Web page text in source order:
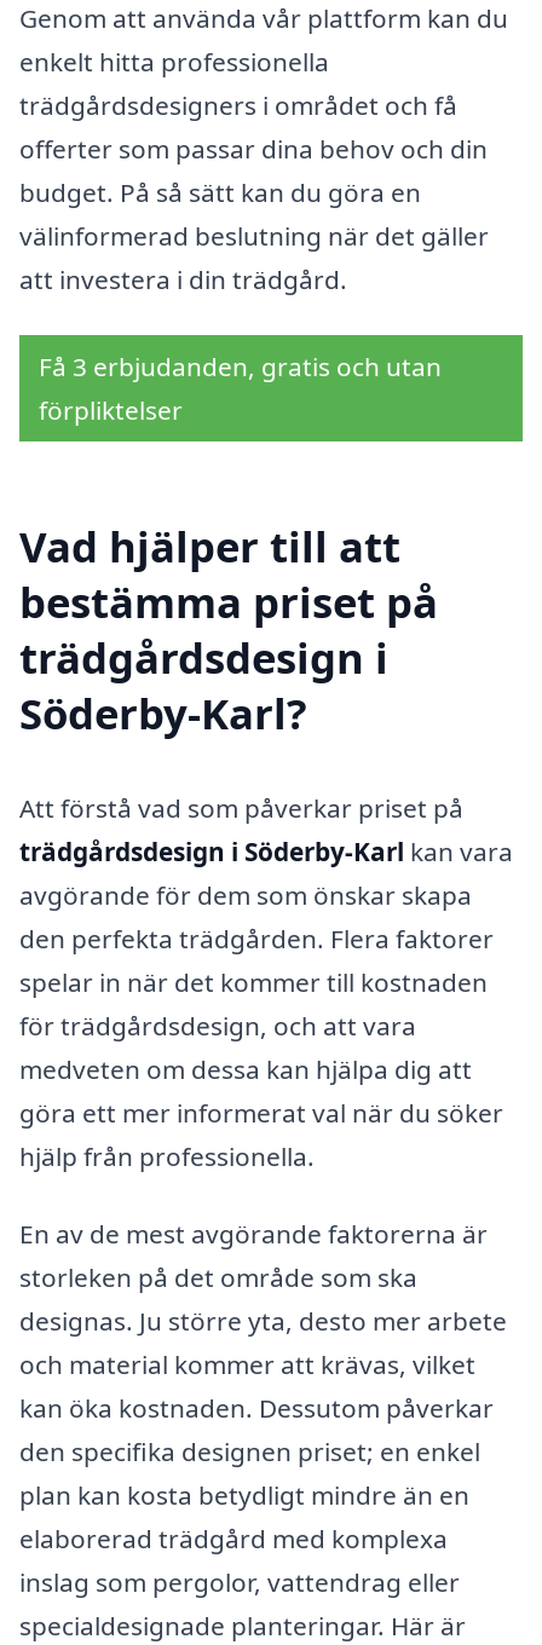
Genom att använda vår plattform kan du
enkelt hitta professionella
trädgårdsdesigners i området och få
offerter som passar dina behov och din
budget. På så sätt kan du göra en
välinformerad beslutning när det gäller
att investera i din trädgård.
Få 3 erbjudanden, gratis och utan
förpliktelser
Vad hjälper till att
bestämma priset på
trädgårdsdesign i
Söderby-Karl?
Att förstå vad som påverkar priset på
trädgårdsdesign i Söderby-Karl kan vara
avgörande för dem som önskar skapa
den perfekta trädgården. Flera faktorer
spelar in när det kommer till kostnaden
för trädgårdsdesign, och att vara
medveten om dessa kan hjälpa dig att
göra ett mer informerat val när du söker
hjälp från professionella.
En av de mest avgörande faktorerna är
storleken på det område som ska
designas. Ju större yta, desto mer arbete
och material kommer att krävas, vilket
kan öka kostnaden. Dessutom påverkar
den specifika designen priset; en enkel
plan kan kosta betydligt mindre än en
elaborerad trädgård med komplexa
inslag som pergolor, vattendrag eller
specialdesignade planteringar. Här är